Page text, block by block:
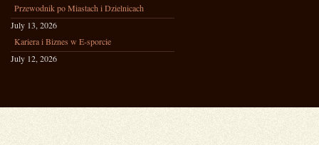
Przewodnik po Miastach i Dzielnicach
July 13, 2026
Kariera i Biznes w E-sporcie
July 12, 2026